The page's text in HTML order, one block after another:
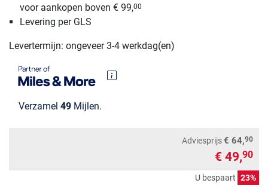
voor aankopen boven € 99,00
Levering per GLS
Levertermijn: ongeveer 3-4 werkdag(en)
Verzamel 49 Mijlen.
Adviesprijs€ 64,90
€ 49,90
U bespaart 23%